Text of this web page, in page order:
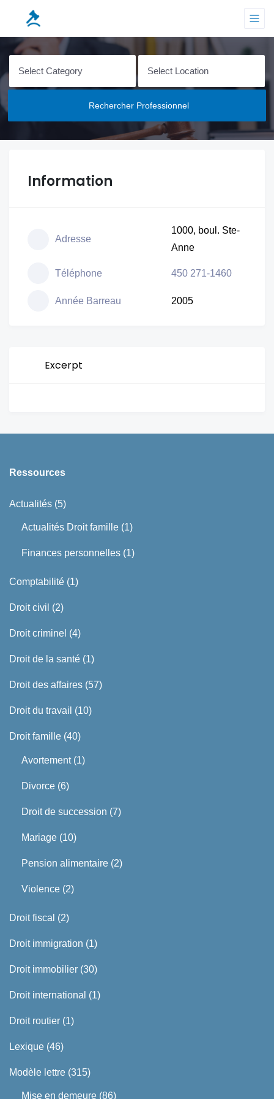
Rechercher Professionnel
Information
Adresse
1000, boul. Ste-
Anne
Téléphone 450 271-1460
Année Barreau 2005
Excerpt
Ressources
Actualités (5)
Actualités Droit famille (1)
Finances personnelles (1)
Comptabilité (1)
Droit civil (2)
Droit criminel (4)
Droit de la santé (1)
Droit des affaires (57)
Droit du travail (10)
Droit famille (40)
Avortement(1)
Divorce (6)
Droit de succession (7)
Mariage (10)
Pension alimentaire (2)
Violence (2)
Droit fiscal (2)
Droit immigration (1)
Droit immobilier (30)
Droit international (1)
Droit routier (1)
Lexique (46)
Modèle lettre (315)
Mise en demeure (86)